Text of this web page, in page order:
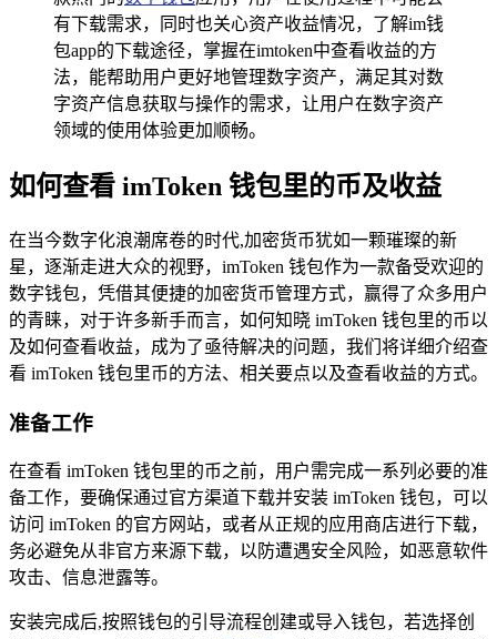
有下载需求，同时也关心资产收益情况，了解im钱
包app的下载途径，掌握在imtoken中查看收益的方
法，能帮助用户更好地管理数字资产，满足其对数
字资产信息获取与操作的需求，让用户在数字资产
领域的使用体验更加顺畅。
如何查看 imToken 钱包里的币及收益
在当今数字化浪潮席卷的时代,加密货币犹如一颗璀璨的新
星，逐渐走进大众的视野，imToken 钱包作为一款备受欢迎的
数字钱包，凭借其便捷的加密货币管理方式，赢得了众多用户
的青睐，对于许多新手而言，如何知晓 imToken 钱包里的币以
及如何查看收益，成为了亟待解决的问题，我们将详细介绍查
看 imToken 钱包里币的方法、相关要点以及查看收益的方式。
准备工作
在查看 imToken 钱包里的币之前，用户需完成一系列必要的准
备工作，要确保通过官方渠道下载并安装 imToken 钱包，可以
访问 imToken 的官方网站，或者从正规的应用商店进行下载，
务必避免从非官方来源下载，以防遭遇安全风险，如恶意软件
攻击、信息泄露等。
安装完成后,按照钱包的引导流程创建或导入钱包，若选择创